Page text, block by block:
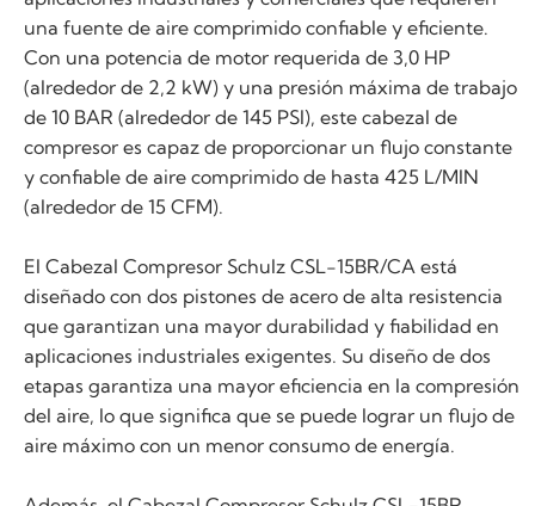
una fuente de aire comprimido confiable y eficiente.
Con una potencia de motor requerida de 3,0 HP
(alrededor de 2,2 kW) y una presión máxima de trabajo
de 10 BAR (alrededor de 145 PSI), este cabezal de
compresor es capaz de proporcionar un flujo constante
y confiable de aire comprimido de hasta 425 L/MIN
(alrededor de 15 CFM).
El Cabezal Compresor Schulz CSL-15BR/CA está
diseñado con dos pistones de acero de alta resistencia
que garantizan una mayor durabilidad y fiabilidad en
aplicaciones industriales exigentes. Su diseño de dos
etapas garantiza una mayor eficiencia en la compresión
del aire, lo que significa que se puede lograr un flujo de
aire máximo con un menor consumo de energía.